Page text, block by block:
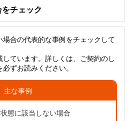
チェック
合の代表的な事例をチェックして
ています。詳しくは、ご契約のし
ずお読みください。
主な事例
態に該当しない場合